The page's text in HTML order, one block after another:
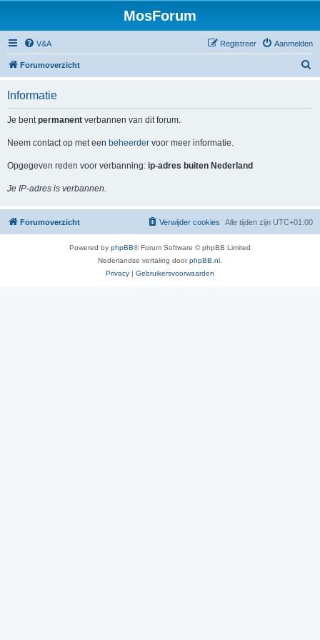
MosForum
V&A Aanmelden
Registreer
Forumoverzicht
Informatie
Je bentpermanent verbannen van dit forum.
Neem contact op met een beheerder voor meer informatie.
Opgegeven reden voor verbanning: ip-adres buiten Nederland
Je IP-adres is verbannen.
Forumoverzicht Alle tijden zijn UTC+01:00
Verwijder cookies
Powered by phpBB® Forum Software © phpBB Limited
Nederlandse vertaling doorphpBB.nl
Privacy | Gebruikersvoorwaarden